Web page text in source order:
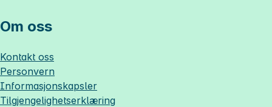
Om oss
Kontakt oss
Personvern
Informasjonskapsler
Tilgjengelighetserklæring